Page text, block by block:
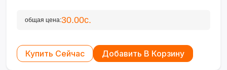
общая цена:30.00с.
Купить Сейчас Добавить В Корзину